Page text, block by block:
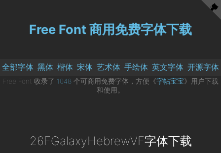
Free Font 商用免费字体下载
全部字体 黑体 楷体 宋体 艺术体 手绘体 英文字体 开源字体
Free Font 收录了 1048 个可商用免费字体，方便《字帖宝宝》用户下载
和使用。
26FGalaxyHebrewVF字体下载